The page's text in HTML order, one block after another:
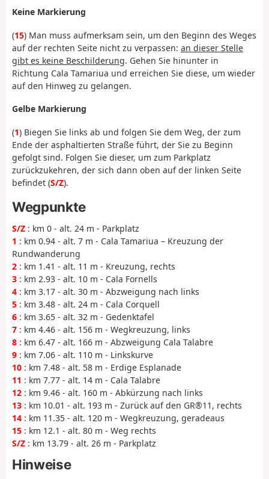
Keine Markierung
(15) Man muss aufmerksam sein, um den Beginn des Weges
auf der rechten Seite nicht zu verpassen: an dieser Stelle
gibt es keine Beschilderung. Gehen Sie hinunter in
Richtung Cala Tamariua und erreichen Sie diese, um wieder
auf den Hinweg zu gelangen.
Gelbe Markierung
(1) Biegen Sie links ab und folgen Sie dem Weg, der zum
Ende der asphaltierten Straße führt, der Sie zu Beginn
gefolgt sind. Folgen Sie dieser, um zum Parkplatz
zurückzukehren, der sich dann oben auf der linken Seite
befindet (S/Z).
Wegpunkte
S/Z : km 0 - alt. 24 m - Parkplatz
1 : km 0.94 - alt. 7 m - Cala Tamariua – Kreuzung der
Rundwanderung
2 : km 1.41 - alt. 11 m - Kreuzung, rechts
3 : km 2.93 - alt. 10 m - Cala Fornells
4 : km 3.17 - alt. 30 m - Abzweigung nach links
5 : km 3.48 - alt. 24 m - Cala Corquell
6 : km 3.65 - alt. 32 m - Gedenktafel
7 : km 4.46 - alt. 156 m - Wegkreuzung, links
8 : km 6.47 - alt. 166 m - Abzweigung Cala Talabre
9 : km 7.06 - alt. 110 m - Linkskurve
10 : km 7.48 - alt. 58 m - Erdige Esplanade
11 : km 7.77 - alt. 14 m - Cala Talabre
12 : km 9.46 - alt. 160 m - Abkürzung nach links
13 : km 10.01 - alt. 193 m - Zurück auf den GR®11, rechts
14 : km 11.35 - alt. 120 m - Wegkreuzung, geradeaus
15 : km 12.1 - alt. 80 m - Weg rechts
S/Z : km 13.79 - alt. 26 m - Parkplatz
Hinweise